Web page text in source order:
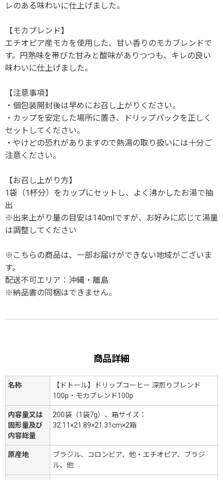
レのある味わいに仕上げました。
【モカブレンド】
エチオピア産モカを使用した、甘い香りのモカブレンドで
す。円熟味を帯びた甘みと酸味がありつつも、キレの良い
味わいに仕上げました。
【注意事項】
・個包装開封後は早めにお召し上がりください。
・カップを安定した場所に置き、ドリップパックを正しく
セットしてください。
・やけどの恐れがありますので熱湯の取り扱いには十分ご
注意ください。
【お召し上がり方】
1袋（1杯分）をカップにセットし、よく沸かしたお湯で抽
出
※出来上がり量の目安は140mlですが、お好みに応じて湯量
は調整してください
※こちらの商品は、一部お届けができない地域がございま
す。
配送不可エリア：沖縄・離島
※納品書の同梱はできません。
商品詳細
名称
【ドトール】ドリップコーヒー 深煎りブレンド
100p・モカブレンド100p
内容量又は
固形量及び
内容総量
200袋（1袋7g）、箱サイズ：
32.11×21.89×21.31cm×2箱
原産地
ブラジル、コロンビア、他・エチオピア、ブラジ
ル、他